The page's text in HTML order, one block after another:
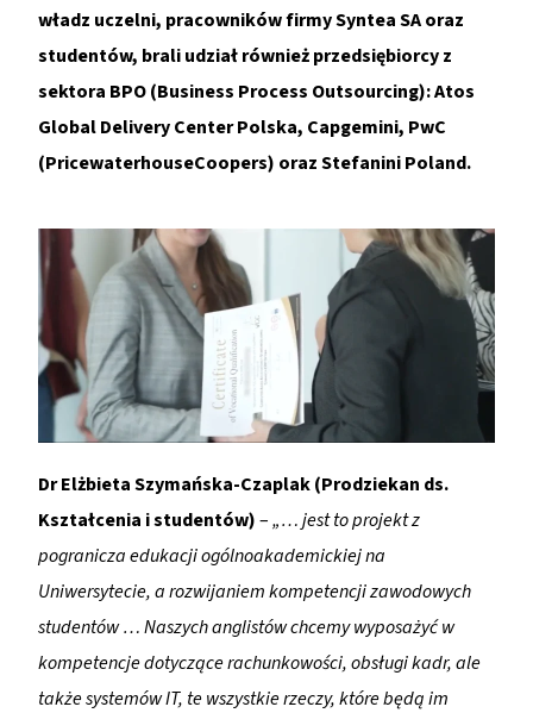
władz uczelni, pracowników firmy Syntea SA oraz
studentów, brali udział również przedsiębiorcy z
sektora BPO (Business Process Outsourcing): Atos
Global Delivery Center Polska, Capgemini, PwC
(PricewaterhouseCoopers) oraz Stefanini Poland.
Dr Elżbieta Szymańska-Czaplak (Prodziekan ds.
Kształcenia i studentów)–„… jest to projekt z
pogranicza edukacji ogólnoakademickiej na
Uniwersytecie, a rozwijaniem kompetencji zawodowych
studentów … Naszych anglistów chcemy wyposażyć w
kompetencje dotyczące rachunkowości, obsługi kadr, ale
także systemów IT, te wszystkie rzeczy, które będą im